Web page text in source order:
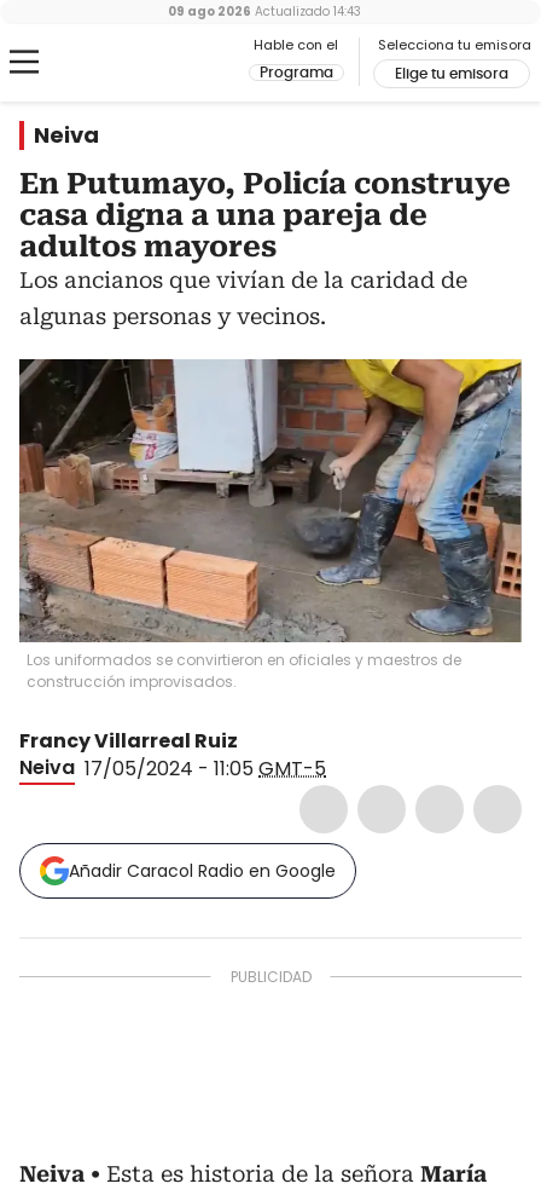
Hable con el
Programa
Selecciona tu emisora
Elige tu emisora
09 ago 2026 Actualizado 14:43
Neiva
En Putumayo, Policía construye
casa digna a una pareja de
adultos mayores
Los ancianos que vivían de la caridad de
algunas personas y vecinos.
Los uniformados se convirtieron en oficiales y maestros de
construcción improvisados.
Francy Villarreal Ruiz
Neiva 17/05/2024 - 11:05GMT-5
Añadir Caracol Radio en Google
Neiva Esta es historia de la señora María